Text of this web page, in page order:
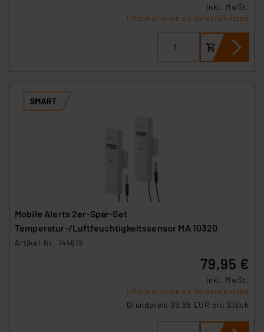
inkl. MwSt.
Informationen zu Versandkosten
Mobile Alerts 2er-Spar-Set
Temperatur-/Luftfeuchtigkeitssensor MA 10320
Artikel-Nr. 144615
79,95 €
inkl. MwSt.
Informationen zu Versandkosten
Grundpreis 39.98 EUR pro Stück